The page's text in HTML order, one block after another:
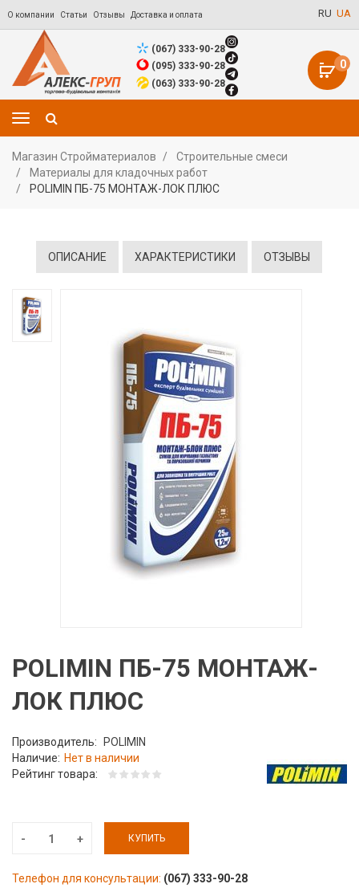
О компании Статьи Отзывы Доставка и оплата RU UA
0
(067) 333-90-28
(095) 333-90-28
(063) 333-90-28
Магазин Стройматериалов
Строительные смеси
Материалы для кладочных работ
POLIMIN ПБ-75 МОНТАЖ-ЛОК ПЛЮС
ОПИСАНИЕ ХАРАКТЕРИСТИКИ ОТЗЫВЫ
POLIMIN ПБ-75 МОНТАЖ-
ЛОК ПЛЮС
Производитель:
POLIMIN
Наличие: Нет в наличии
Рейтинг товара:
КУПИТЬ
Телефон для консультации: (067) 333-90-28